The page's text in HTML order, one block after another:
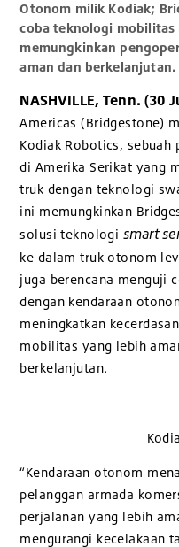
Otonom milik Kodiak;
coba teknologi mobilitas
memungkinkan
aman dan berkelanjutan.
NASHVILLE, Tenn. (30
Americas (Bridgestone)
Kodiak Robotics, sebuah
di Amerika Serikat yang
truk dengan teknologi
ini memungkinkan
solusi teknologi smart
ke dalam truk otonom
juga berencana menguji
dengan kendaraan
meningkatkan
mobilitas yang lebih
berkelanjutan.
“Kendaraan otonom
pelanggan armada
perjalanan yang lebih
mengurangi kecelakaan